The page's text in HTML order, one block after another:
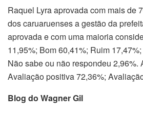
Raquel Lyra aprovada com mais de
dos caruaruenses a gestão da
aprovada e com uma maioria
11,95%; Bom 60,41%; Ruim
Não sabe ou não respondeu 2,96%.
Avaliação positiva 72,36%;
Blog do Wagner Gil